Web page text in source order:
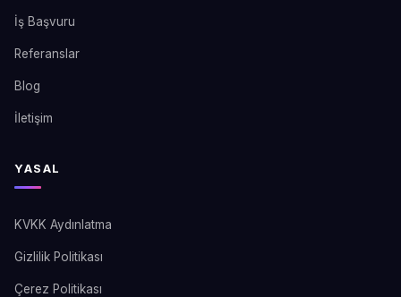
İş Başvuru
Referanslar
Blog
İletişim
YASAL
KVKK Aydınlatma
Gizlilik Politikası
Çerez Politikası